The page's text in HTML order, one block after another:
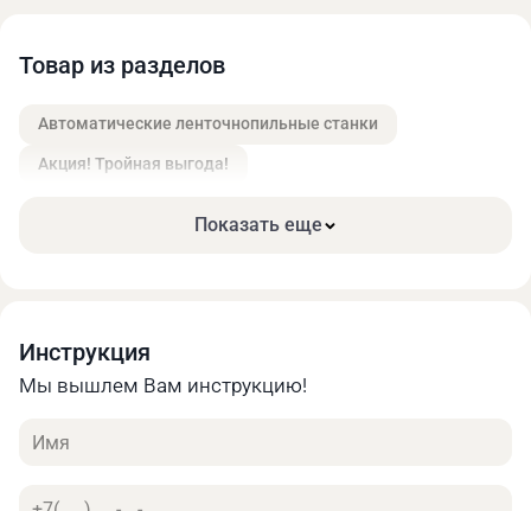
позволяет контролировать натяжение полотна, и
Товар из разделов
Автоматические ленточнопильные станки
Акция! Тройная выгода!
Показать еще
Инструкция
Мы вышлем Вам инструкцию!
Имя
Телефон